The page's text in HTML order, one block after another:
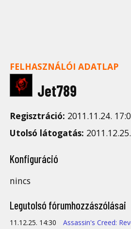
FELHASZNÁLÓI ADATLAP
Jet789
Regisztráció: 2011.11.24.
Utolsó látogatás:
Konfiguráció
nincs
Legutolsó fórumhozzászólásai
11.12.25. 14:30
Assassin's Creed: